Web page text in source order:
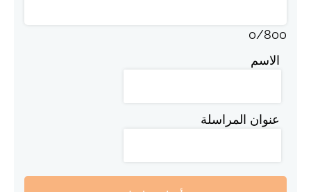
0/800
الاسم
عنوان المراسلة